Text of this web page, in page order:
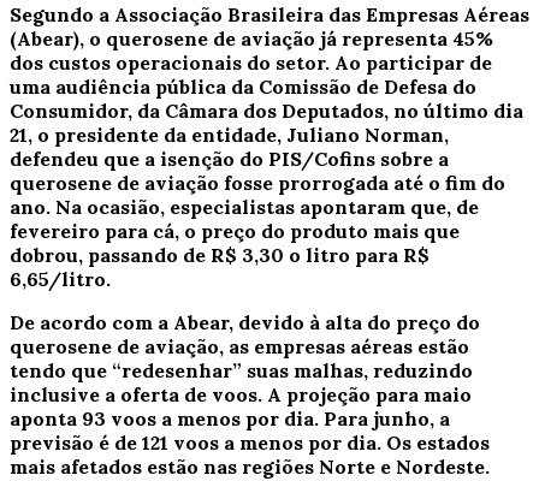
Segundo a Associação Brasileira das Empresas Aéreas
(Abear), o querosene de aviação já representa 45%
dos custos operacionais do setor. Ao participar de
uma audiência pública da Comissão de Defesa do
Consumidor, da Câmara dos Deputados, no último dia
21, o presidente da entidade, Juliano Norman,
defendeu que a isenção do PIS/Cofins sobre a
querosene de aviação fosse prorrogada até o fim do
ano. Na ocasião, especialistas apontaram que, de
fevereiro para cá, o preço do produto mais que
dobrou, passando de R$ 3,30 o litro para R$
6,65/litro.
De acordo com a Abear, devido à alta do preço do
querosene de aviação, as empresas aéreas estão
tendo que “redesenhar” suas malhas, reduzindo
inclusive a oferta de voos. A projeção para maio
aponta 93 voos a menos por dia. Para junho, a
previsão é de 121 voos a menos por dia. Os estados
mais afetados estão nas regiões Norte e Nordeste.